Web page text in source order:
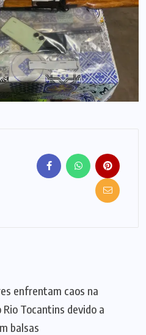
enfrentam caos na
Tocantins devido a
balsas